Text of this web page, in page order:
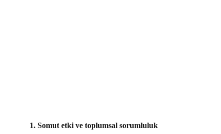
1. Somut etki ve toplumsal sorumluluk